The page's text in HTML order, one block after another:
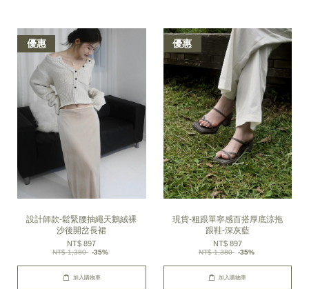
優惠
設計師款-鬆緊腰抽繩天鵝絨裸
沙後開岔長裙
NT$ 897
NT$ 1,380 -35%
加入購物車
優惠
現貨-粗跟單寧感百搭厚底涼拖
跟鞋-深灰藍
NT$ 897
NT$ 1,380 -35%
加入購物車